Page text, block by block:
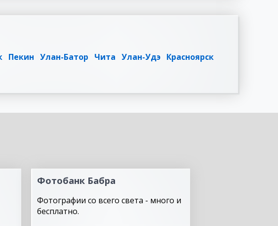
Пекин Улан-Батор Чита Улан-Удэ Красноярск
Фотобанк Бабра
Фотографии со всего света - много и
бесплатно.